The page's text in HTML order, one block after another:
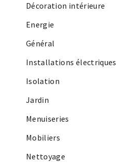
Décoration intérieure
Energie
Général
Installations électriques
Isolation
Jardin
Menuiseries
Mobiliers
Nettoyage